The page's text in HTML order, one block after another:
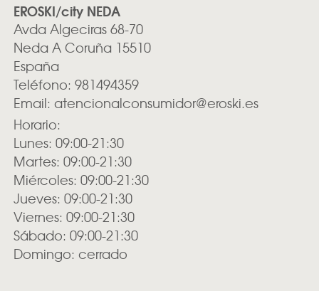
EROSKI/city NEDA
Avda Algeciras 68-70
Neda A Coruña 15510
España
Teléfono: 981494359
Email: atencionalconsumidor@eroski.es
Horario:
Lunes: 09:00-21:30
Martes: 09:00-21:30
Miércoles: 09:00-21:30
Jueves: 09:00-21:30
Viernes: 09:00-21:30
Sábado: 09:00-21:30
Domingo: cerrado